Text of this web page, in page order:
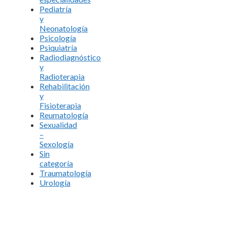
Pediatría
y
Neonatología
Psicología
Psiquiatría
Radiodiagnóstico
y
Radioterapia
Rehabilitación
y
Fisioterapia
Reumatología
Sexualidad
–
Sexología
Sin
categoría
Traumatología
Urología